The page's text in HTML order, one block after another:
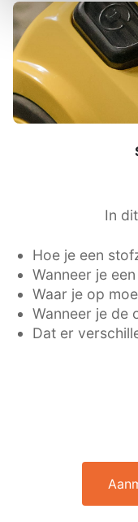
In
Hoe je een
Wanneer je
Waar je op
Wanneer je de
Dat er